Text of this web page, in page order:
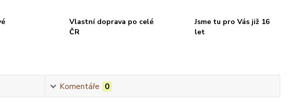
Vlastní doprava po celé
ČR
Jsme tu pro Vás již 16
let
Komentáře 0